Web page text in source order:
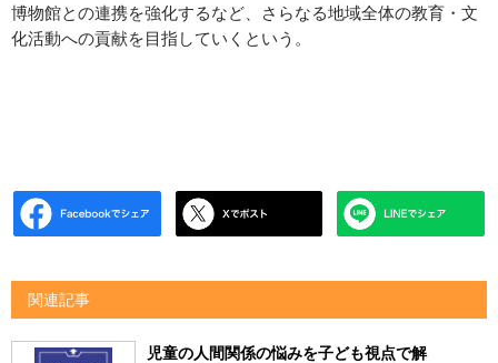
博物館との連携を強化するなど、さらなる地域全体の教育・文
化活動への貢献を目指していくという。
関連記事
児童の人間関係の悩みを子ども視点で解